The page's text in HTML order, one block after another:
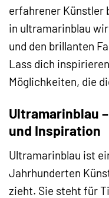
erfahrener Künstler
in ultramarinblau
und den brillanten
Lass dich
Möglichkeiten, die
Ultramarinblau
und Inspiration
Ultramarinblau ist
Jahrhunderten
zieht. Sie steht für